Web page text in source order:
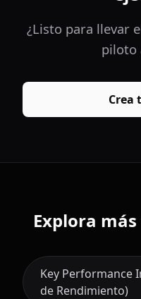
¿Listo para llevar
piloto
Crea
Explora
Key Performance
de Rendimiento)